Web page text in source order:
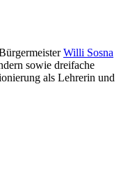
Willi Sosna
sowie dreifache
als Lehrerin und